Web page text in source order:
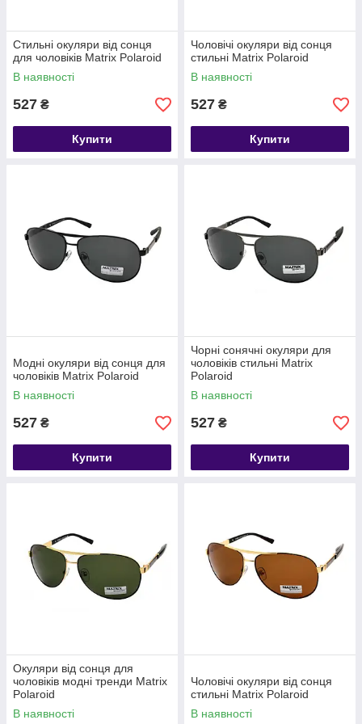
Стильні окуляри від сонця
для чоловіків Matrix Polaroid
В наявності
527 ₴
Купити
Чоловічі окуляри від сонця
стильні Matrix Polaroid
В наявності
527 ₴
Купити
Модні окуляри від сонця для
чоловіків Matrix Polaroid
В наявності
527 ₴
Купити
Чорні сонячні окуляри для
чоловіків стильні Matrix
Polaroid
В наявності
527 ₴
Купити
Окуляри від сонця для
чоловіків модні тренди Matrix
Polaroid
В наявності
Чоловічі окуляри від сонця
стильні Matrix Polaroid
В наявності